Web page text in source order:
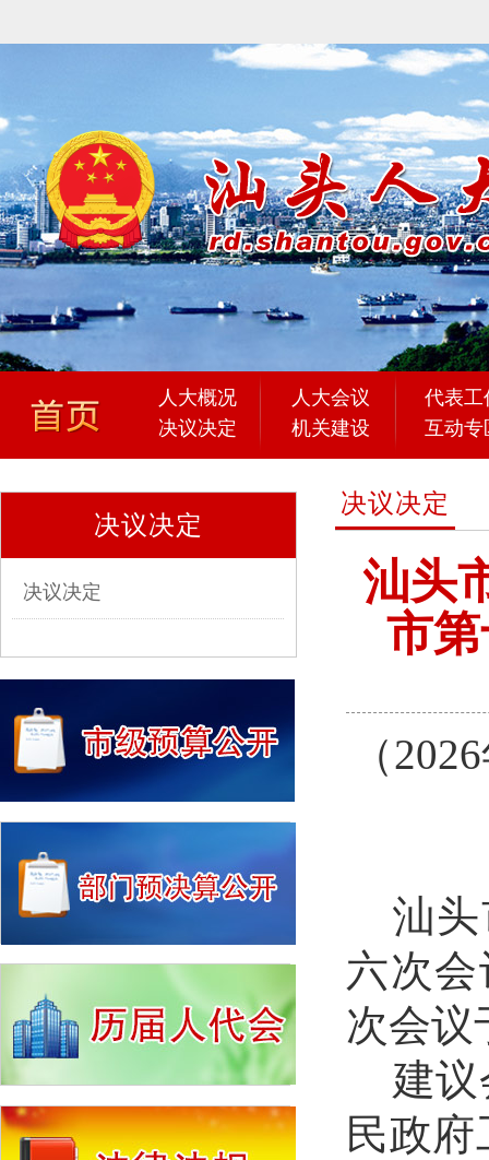
人大概况 人大会议
代表工
决议决定
机关建设 互动专
决议决定
决议决定
决议决定
汕头
市
（2026
汕
六次
次会议
建
民政